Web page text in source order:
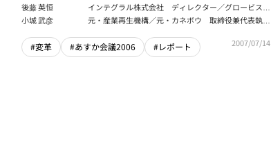
後藤 英恒
インテグラル株式会社 ディレクター／グロービス教
員
小城 武彦
元・産業再生機構／元・カネボウ 取締役兼代表執行
#変革 #あすか会議2006 #レポート 2007/07/14